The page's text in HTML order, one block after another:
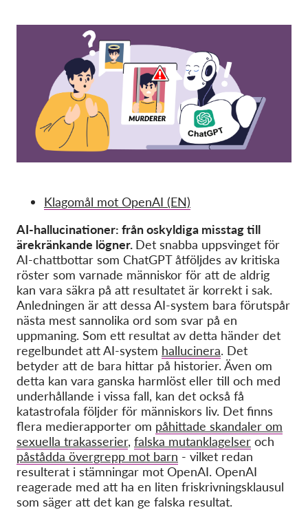
Klagomål mot OpenAI (EN)
AI-hallucinationer: från oskyldiga misstag till
ärekränkande lögner. Det snabba uppsvinget för
AI-chattbottar som ChatGPT åtföljdes av kritiska
röster som varnade människor för att de aldrig
kan vara säkra på att resultatet är korrekt i sak.
Anledningen är att dessa AI-system bara förutspår
nästa mest sannolika ord som svar på en
uppmaning. Som ett resultat av detta händer det
regelbundet att AI-system hallucinera. Det
betyder att de bara hittar på historier. Även om
detta kan vara ganska harmlöst eller till och med
underhållande i vissa fall, kan det också få
katastrofala följder för människors liv. Det finns
flera medierapporter om påhittade skandaler om
sexuella trakasserier, falska mutanklagelser och
påstådda övergrepp mot barn - vilket redan
resulterat i stämningar mot OpenAI. OpenAI
reagerade med att ha en liten friskrivningsklausul
som säger att det kan ge falska resultat.